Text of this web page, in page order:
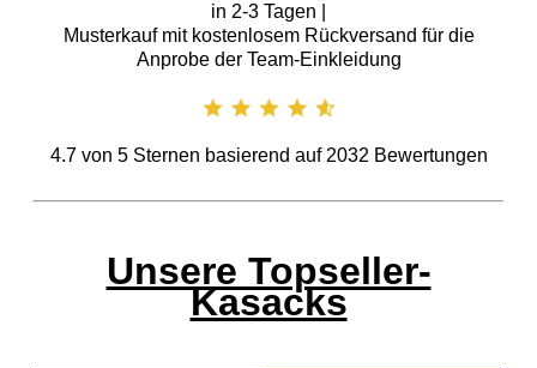
in 2-3 Tagen |
Musterkauf mit kostenlosem Rückversand für die
Anprobe der Team-Einkleidung
4.7von 5Sternen basierend auf 2032 Bewertungen
Unsere Topseller-
Kasacks